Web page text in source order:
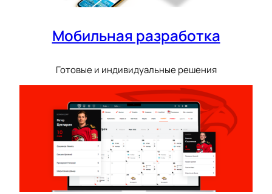
Мобильная разработка
Готовые и индивидуальные решения